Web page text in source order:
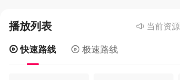
播放列表 当前资源
快速路线 极速路线